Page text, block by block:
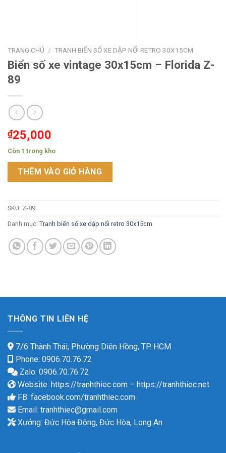
TRANG CHỦ / TRANH BIỂN SỐ XE DẬP NỔI RETRO 30X15CM
Biển số xe vintage 30x15cm – Florida Z-
89
₫25,000
Còn 1 trong kho
THÊM VÀO GIỎ HÀNG
SKU: Z-89
Danh mục: Tranh biển số xe dập nổi retro 30x15cm
THÔNG TIN LIÊN HỆ
7/6 Thành Thái, Phường Diên Hồng, TP. HCM
Phone: 0906.70.76.72
Zalo: 0906.70.76.72
Website: https://tranhthiec.com – https://tranhthiec.net
FB: facebook.com/tranhthiec.com
Email: tranhthiec@gmail.com
Xưởng: Đức Hòa Đông, Đức Hòa, Long An